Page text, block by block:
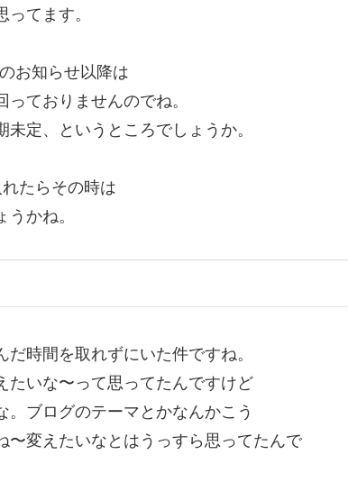
てます。
お知らせ以降は
ておりませんのでね。
定、というところでしょうか。
たらその時は
かね。
時間を取れずにいた件ですね。
たいな〜って思ってたんですけど
ブログのテーマとかなんかこう
〜変えたいなとはうっすら思ってたんで